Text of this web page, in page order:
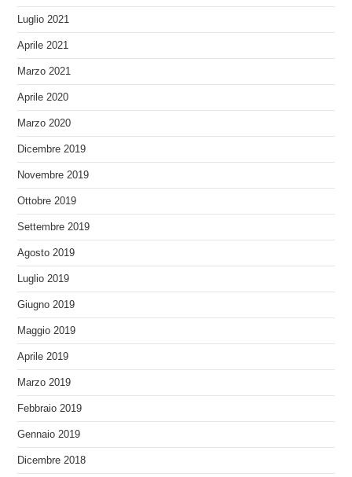
Luglio 2021
Aprile 2021
Marzo 2021
Aprile 2020
Marzo 2020
Dicembre 2019
Novembre 2019
Ottobre 2019
Settembre 2019
Agosto 2019
Luglio 2019
Giugno 2019
Maggio 2019
Aprile 2019
Marzo 2019
Febbraio 2019
Gennaio 2019
Dicembre 2018